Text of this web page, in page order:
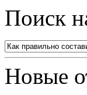
Поиск
Новые